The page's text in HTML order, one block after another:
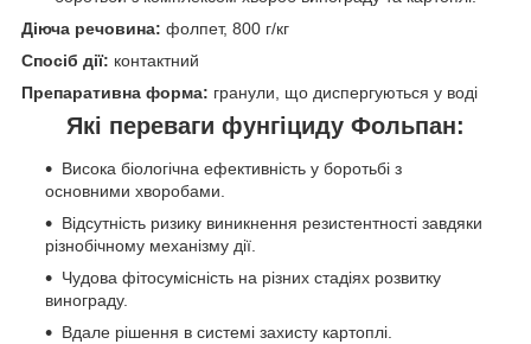
Діюча речовина: фолпет, 800 г/кг
Спосіб дії: контактний
Препаративна форма: гранули, що диспергуються у воді
Які переваги фунгіциду Фольпан:
Висока біологічна ефективність у боротьбі з
основними хворобами.
Відсутність ризику виникнення резистентності завдяки
різнобічному механізму дії.
Чудова фітосумісність на різних стадіях розвитку
винограду.
Вдале рішення в системі захисту картоплі.